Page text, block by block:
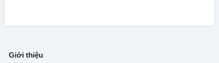
Giới thiệu